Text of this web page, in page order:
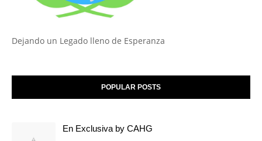
Dejando un Legado lleno de Esperanza
POPULAR POSTS
En Exclusiva by CAHG